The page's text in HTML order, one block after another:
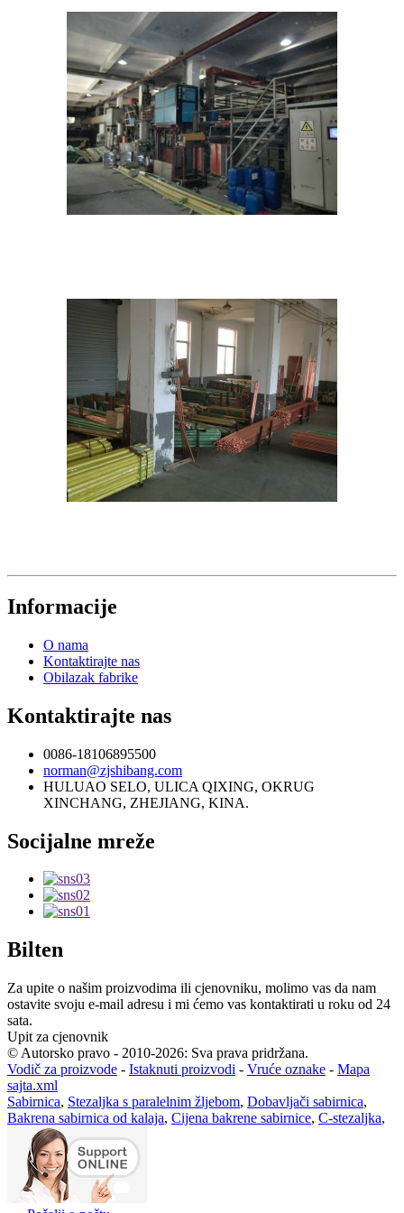
Informacije
O nama
Kontaktirajte nas
Obilazak fabrike
Kontaktirajte nas
0086-18106895500
norman@zjshibang.com
HULUAO SELO, ULICA QIXING, OKRUG
XINCHANG, ZHEJIANG, KINA.
Socijalne mreže
Bilten
Za upite o našim proizvodima ili cjenovniku, molimo vas da nam
ostavite svoju e-mail adresu i mi ćemo vas kontaktirati u roku od 24
sata.
Upit za cjenovnik
© Autorsko pravo - 2010-2026: Sva prava pridržana.
Vodič za proizvode - Istaknuti proizvodi - Vruće oznake - Mapa
sajta.xml
Sabirnica, Stezaljka s paralelnim žljebom, Dobavljači sabirnica,
Bakrena sabirnica od kalaja, Cijena bakrene sabirnice, C-stezaljka,